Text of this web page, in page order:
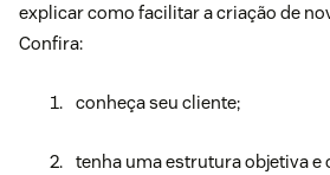
explicar como facilitar a criação de
Confira:
conheça seu cliente;
tenha uma estrutura objetiva e